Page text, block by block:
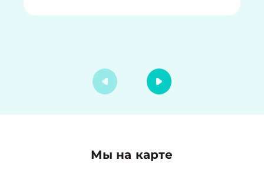
Мы на карте